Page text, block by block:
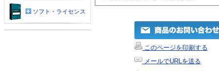
このページを印刷する
メールでURLを送る
ソフト・ライセンス